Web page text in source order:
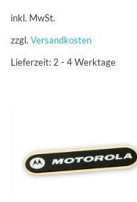
inkl. MwSt.
zzgl. Versandkosten
Lieferzeit:2 - 4 Werktage